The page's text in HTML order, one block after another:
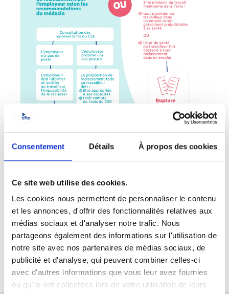
Consentement Détails À propos des cookies
Ce site web utilise des cookies.
Les cookies nous permettent de personnaliser le contenu
et les annonces, d'offrir des fonctionnalités relatives aux
médias sociaux et d'analyser notre trafic. Nous
partageons également des informations sur l'utilisation de
notre site avec nos partenaires de médias sociaux, de
publicité et d'analyse, qui peuvent combiner celles-ci
avec d'autres informations que vous leur avez fournies
ou qu'ils ont collectées lors de votre utilisation de leurs